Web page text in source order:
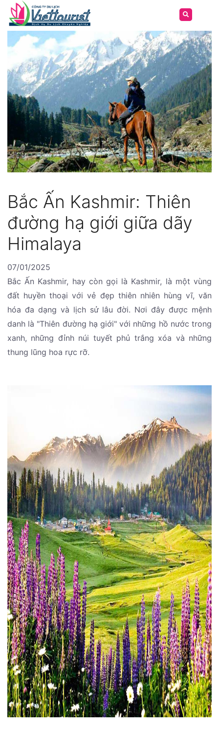
Bắc Ấn Kashmir: Thiên
đường hạ giới giữa dãy
Himalaya
07/01/2025
Bắc Ấn Kashmir, hay còn gọi là Kashmir, là một vùng
đất huyền thoại với vẻ đẹp thiên nhiên hùng vĩ, văn
hóa đa dạng và lịch sử lâu đời. Nơi đây được mệnh
danh là "Thiên đường hạ giới" với những hồ nước trong
xanh, những đỉnh núi tuyết phủ trắng xóa và những
thung lũng hoa rực rỡ.